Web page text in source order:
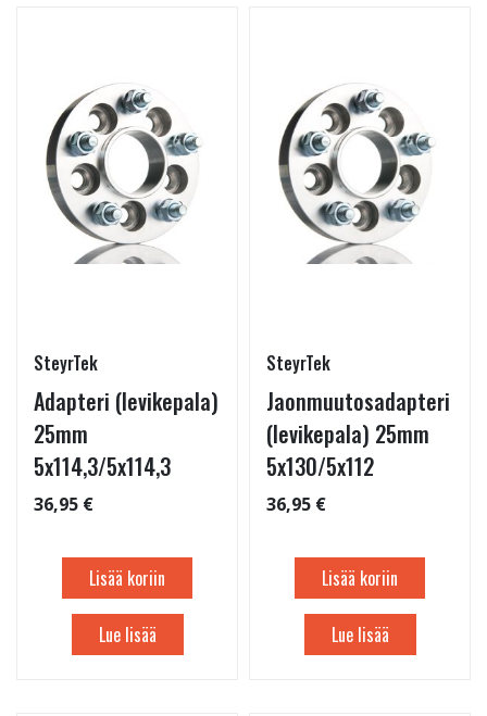
SteyrTek
Adapteri (levikepala)
25mm
5x114,3/5x114,3
36,95 €
Lisää koriin
Lue lisää
SteyrTek
Jaonmuutosadapteri
(levikepala) 25mm
5x130/5x112
36,95 €
Lisää koriin
Lue lisää